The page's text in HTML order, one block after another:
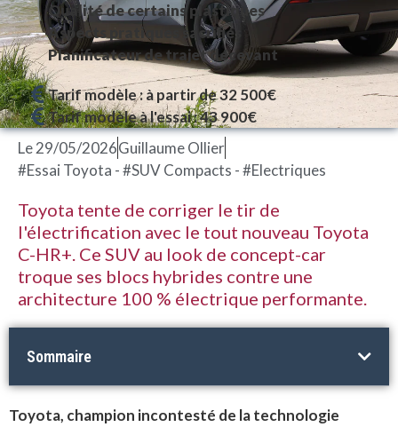
Qualité de certains plastiques
Aspects pratiques sacrifiés
Planificateur de trajet décevant
Tarif modèle : à partir de 32 500€
Tarif modèle à l'essai : 43 900€
Le29/05/2026Guillaume Ollier
#Essai Toyota - #SUV Compacts - #Electriques
Toyota tente de corriger le tir de
l'électrification avec le tout nouveau Toyota
C-HR+. Ce SUV au look de concept-car
troque ses blocs hybrides contre une
architecture 100 % électrique performante.
Sommaire
Toyota, champion incontesté de la technologie